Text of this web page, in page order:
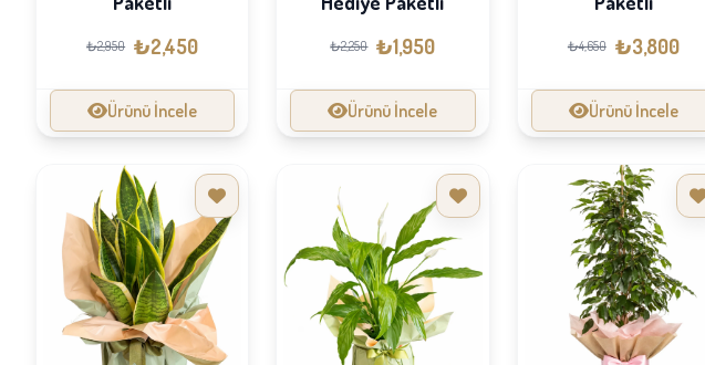
₺2,950 ₺2,450
Ürünü İncele
₺2,250 ₺1,950
Ürünü İncele
₺4,650 ₺3,800
Ürünü İncele